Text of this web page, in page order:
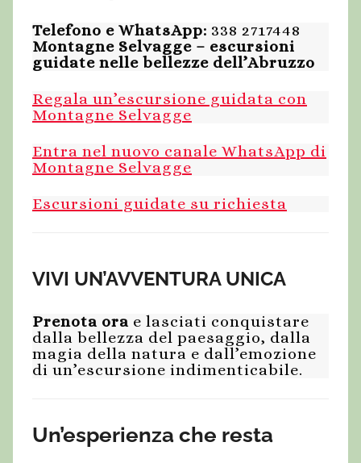
Telefono e WhatsApp: 338 2717448
Montagne Selvagge – escursioni
guidate nelle bellezze dell’Abruzzo
Regala un’escursione guidata con
Montagne Selvagge
Entra nel nuovo canale WhatsApp di
Montagne Selvagge
Escursioni guidate su richiesta
VIVI UN’AVVENTURA UNICA
Prenota ora e lasciati conquistare
dalla bellezza del paesaggio, dalla
magia della natura e dall’emozione
di un’escursione indimenticabile.
Un’esperienza che resta